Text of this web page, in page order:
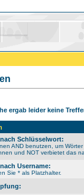
ergab leider keine
Schlüsselwort:
AND benutzen, um
und NOT verbietet das
Username:
Sie * als Platzhalter.